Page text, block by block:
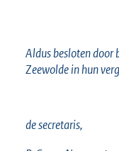
Aldus besloten door
Zeewolde in hun
de secretaris,